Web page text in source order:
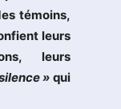
témoins,
leurs
leurs
» qui